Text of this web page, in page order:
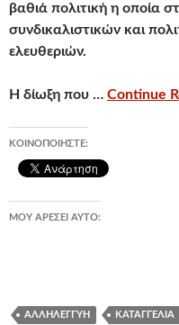
βαθιά πολιτική η οποία
συνδικαλιστικών και
ελευθεριών.
Η δίωξη που … Continue
ΚΟΙΝΟΠΟΙΉΣΤΕ:
ΜΟΥ ΑΡΈΣΕΙ ΑΥΤΌ:
ΑΛΛΗΛΕΓΓΎΗ ΚΑΤΑΓΓΕΛΊΑ